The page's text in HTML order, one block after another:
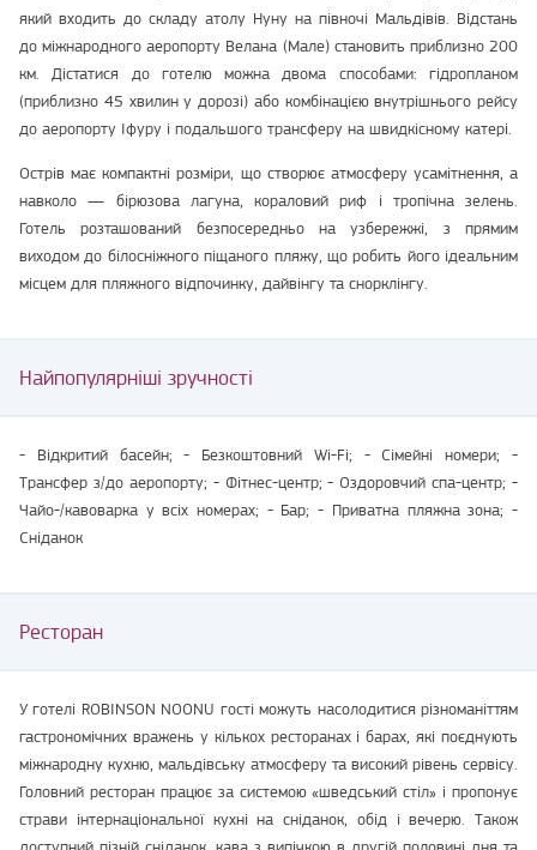
який входить до складу атолу Нуну на півночі Мальдівів. Відстань
до міжнародного аеропорту Велана (Мале) становить приблизно 200
км. Дістатися до готелю можна двома способами: гідропланом
(приблизно 45 хвилин у дорозі) або комбінацією внутрішнього рейсу
до аеропорту Іфуру і подальшого трансферу на швидкісному катері.
Острів має компактні розміри, що створює атмосферу усамітнення, а
навколо — бірюзова лагуна, кораловий риф і тропічна зелень.
Готель розташований безпосередньо на узбережжі, з прямим
виходом до білосніжного піщаного пляжу, що робить його ідеальним
місцем для пляжного відпочинку, дайвінгу та снорклінгу.
Найпопулярніші зручності
- Відкритий басейн; - Безкоштовний Wi-Fi; - Сімейні номери; -
Трансфер з/до аеропорту; - Фітнес-центр; - Оздоровчий спа-центр; -
Чайо-/кавоварка у всіх номерах; - Бар; - Приватна пляжна зона; -
Сніданок
Ресторан
У готелі ROBINSON NOONU гості можуть насолодитися різноманіттям
гастрономічних вражень у кількох ресторанах і барах, які поєднують
міжнародну кухню, мальдівську атмосферу та високий рівень сервісу.
Головний ресторан працює за системою «шведський стіл» і пропонує
страви інтернаціональної кухні на сніданок, обід і вечерю. Також